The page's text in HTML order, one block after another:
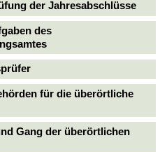
der Jahresabschlüsse
des
für die überörtliche
Gang der überörtlichen